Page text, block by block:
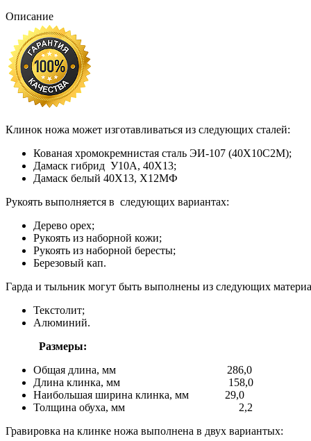
Описание
Клинок ножа может изготавливаться из следующих сталей:
Кованая хромокремнистая сталь ЭИ-107 (40Х10С2М);
Дамаск гибрид У10А, 40Х13;
Дамаск белый 40Х13, Х12МФ
Рукоять выполняется в следующих вариантах:
Дерево орех;
Рукоять из наборной кожи;
Рукоять из наборной бересты;
Березовый кап.
Гарда и тыльник могут быть выполнены из следующих
Текстолит;
Алюминий.
Размеры:
Общая длина, мм 286,0
Длина клинка, мм 158,0
Наибольшая ширина клинка, мм 29,0
Толщина обуха, мм 2,2
Гравировка на клинке ножа выполнена в двух вариантых: